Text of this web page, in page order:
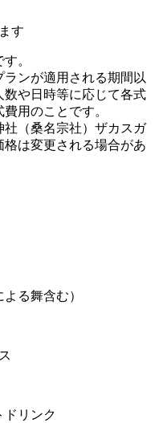
す
。
ンが適用される期間以
や日時等に応じて各式
用のことです。
（桑名宗社）ザカスガ
は変更される場合があ
る舞含む）
ドリンク